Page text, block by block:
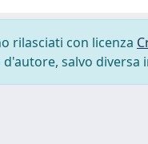
rilasciati con licenza
salvo diversa